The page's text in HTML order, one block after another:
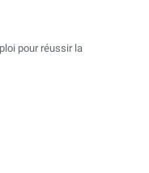
pour réussir la